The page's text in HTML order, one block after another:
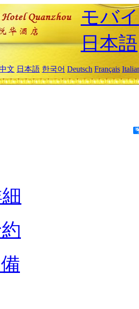
モバ
日本語
文 日本語 한국어 Deutsch Français